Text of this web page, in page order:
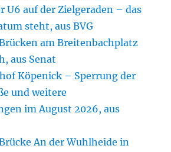
U6 auf der Zielgeraden – das
steht, aus BVG
am Breitenbachplatz
aus Senat
Köpenick – Sperrung der
und weitere
im August 2026, aus
An der Wuhlheide in